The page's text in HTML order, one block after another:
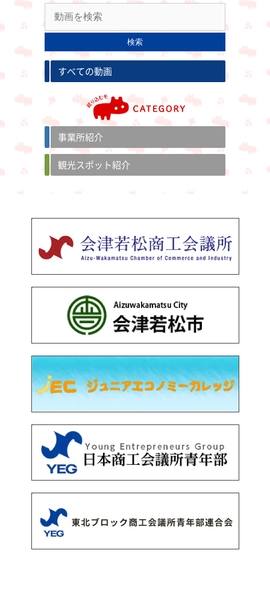
検索
すべての動画
事業所紹介
観光スポット紹介